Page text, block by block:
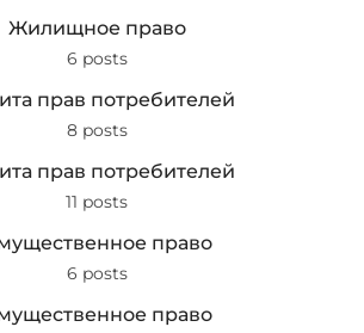
Жилищное право
6 posts
прав потребителей
8 posts
прав потребителей
11 posts
право
6 posts
право